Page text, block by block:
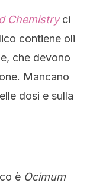
Chemistryci
contiene oli
che devono
Mancano
dosi e sulla
è Ocimum